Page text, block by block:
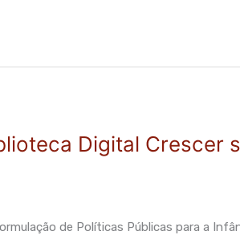
Digital Crescer
de Políticas Públicas para a